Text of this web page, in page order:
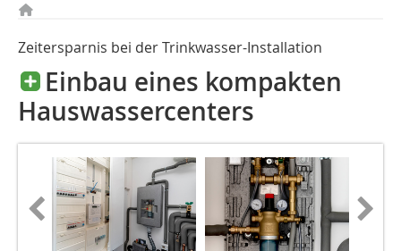
Zeitersparnis bei der Trinkwasser-Installation
Einbau eines kompakten
Hauswassercenters